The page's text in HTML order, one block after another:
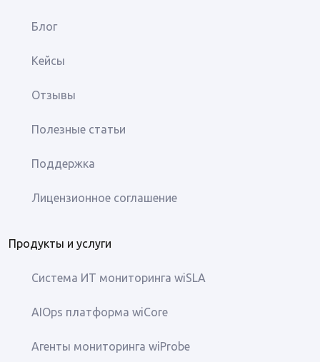
Блог
Кейсы
Отзывы
Полезные статьи
Поддержка
Лицензионное соглашение
Продукты и услуги
Система ИТ мониторинга wiSLA
AIOps платформа wiCore
Агенты мониторинга wiProbe